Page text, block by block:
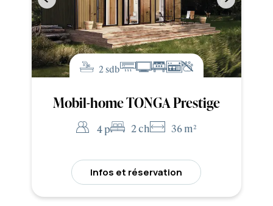
2 sdb
Mobil-home TONGA Prestige
4 p 2 ch 36 m²
Infos et réservation